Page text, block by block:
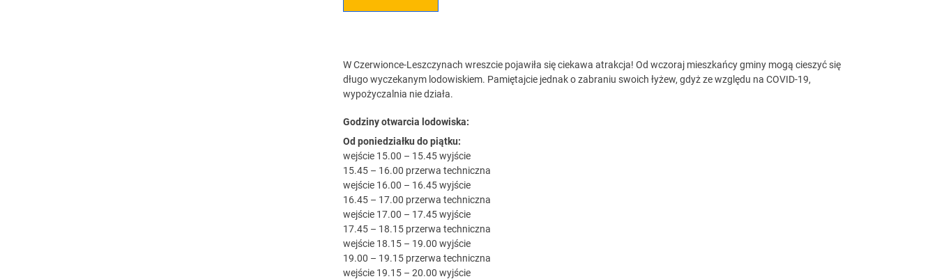
W Czerwionce-Leszczynach wreszcie pojawiła się ciekawa atrakcja! Od wczoraj mieszkańcy gminy mogą cieszyć się
długo wyczekanym lodowiskiem. Pamiętajcie jednak o zabraniu swoich łyżew, gdyż ze względu na COVID-19,
wypożyczalnia nie działa.
Godziny otwarcia lodowiska:
Od poniedziałku do piątku:
wejście 15.00 – 15.45 wyjście
15.45 – 16.00 przerwa techniczna
wejście 16.00 – 16.45 wyjście
16.45 – 17.00 przerwa techniczna
wejście 17.00 – 17.45 wyjście
17.45 – 18.15 przerwa techniczna
wejście 18.15 – 19.00 wyjście
19.00 – 19.15 przerwa techniczna
wejście 19.15 – 20.00 wyjście